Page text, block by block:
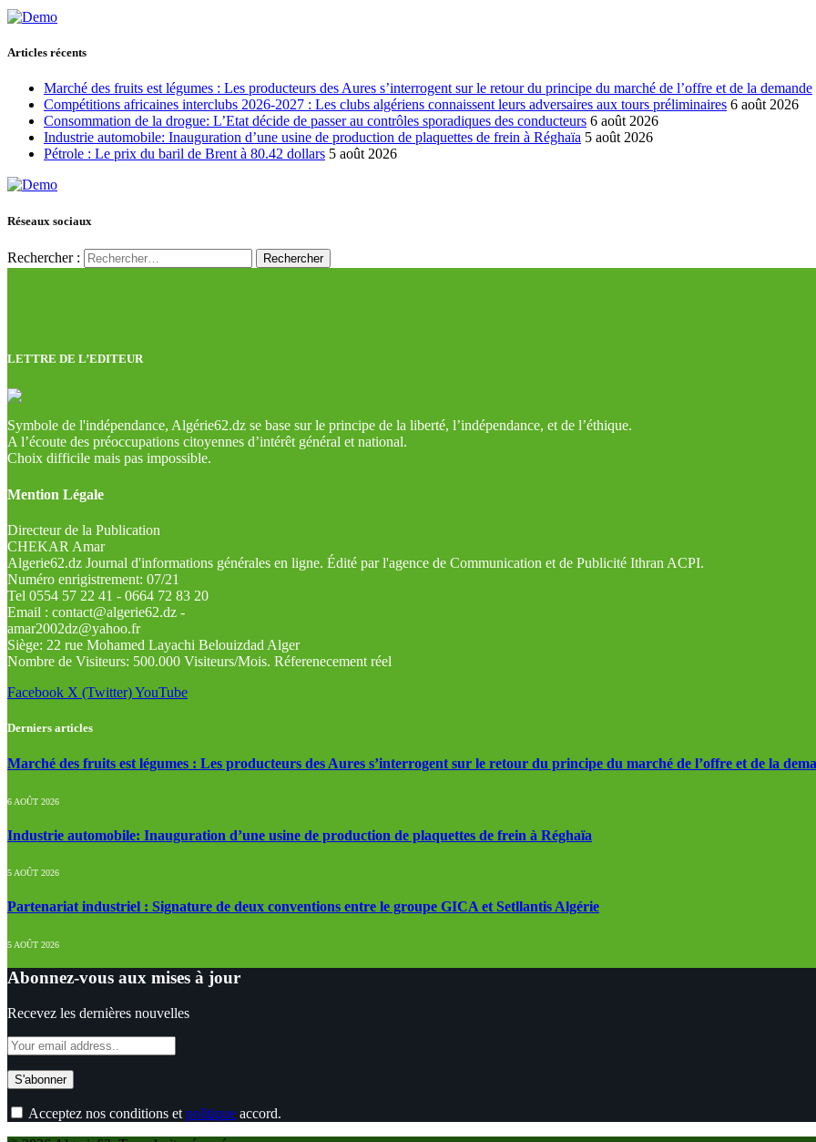
Articles récents
Marché des fruits est légumes : Les producteurs des Aures s’interrogent sur le retour du principe du marché de l’offre et de la demande
Compétitions africaines interclubs 2026-2027 : Les clubs algériens connaissent leurs adversaires aux tours préliminaires 6 août 2026
Consommation de la drogue: L’Etat décide de passer au contrôles sporadiques des conducteurs 6 août 2026
Industrie automobile: Inauguration d’une usine de production de plaquettes de frein à Réghaïa 5 août 2026
Pétrole : Le prix du baril de Brent à 80.42 dollars 5 août 2026
Réseaux sociaux
Rechercher :
LETTRE DE L’EDITEUR
Symbole de l'indépendance, Algérie62.dz se base sur le principe de la liberté, l’indépendance, et de l’éthique.
A l’écoute des préoccupations citoyennes d’intérêt général et national.
Choix difficile mais pas impossible.
Mention Légale
Directeur de la Publication
CHEKAR Amar
Algerie62.dz Journal d'informations générales en ligne. Édité par l'agence de Communication et de Publicité Ithran ACPI.
Numéro enrigistrement: 07/21
Tel 0554 57 22 41 - 0664 72 83 20
Email : contact@algerie62.dz -
amar2002dz@yahoo.fr
Siège: 22 rue Mohamed Layachi Belouizdad Alger
Nombre de Visiteurs: 500.000 Visiteurs/Mois. Réferenecement réel
Facebook X (Twitter)YouTube
Derniers articles
Marché des fruits est légumes : Les producteurs des Aures s’interrogent sur le retour du principe du marché de l’offre et de la
6 AOÛT 2026
Industrie automobile: Inauguration d’une usine de production de plaquettes de frein à Réghaïa
5 AOÛT 2026
Partenariat industriel : Signature de deux conventions entre le groupe GICA et Setllantis Algérie
5 AOÛT 2026
Abonnez-vous aux mises à jour
Recevez les dernières nouvelles
Acceptez nos conditions et politique accord.